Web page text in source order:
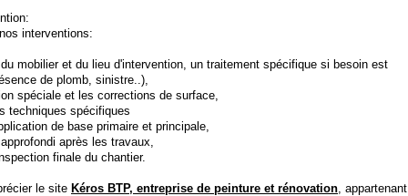
interventions:
mobilier et du lieu d'intervention, un traitement spécifique si besoin est
de plomb, sinistre..),
spéciale et les corrections de surface,
techniques spécifiques
de base primaire et principale,
après les travaux,
finale du chantier.
le site Kéros BTP, entreprise de peinture et rénovation, appartenant